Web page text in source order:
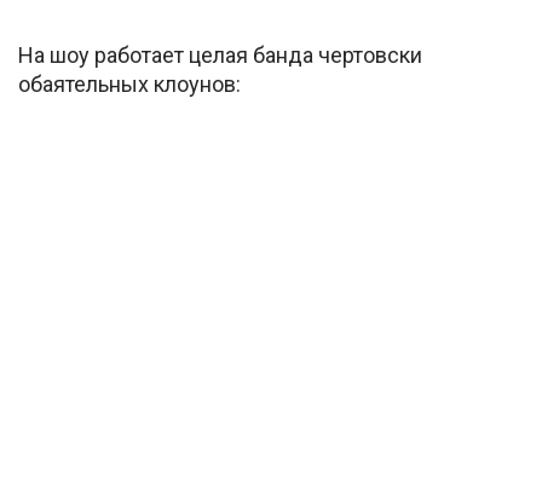
На шоу работает целая банда чертовски
обаятельных клоунов: